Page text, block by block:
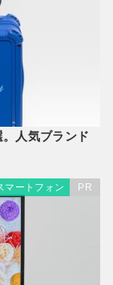
。人気ブランド
マートフォン PR